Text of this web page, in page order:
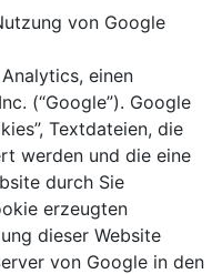
von Google
einen
(“Google”). Google
Textdateien, die
werden und die eine
durch Sie
erzeugten
dieser Website
von Google in den